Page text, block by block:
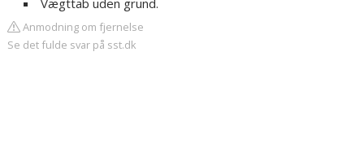
Vægttab uden grund.
Anmodning om fjernelse
Se det fulde svar på sst.dk